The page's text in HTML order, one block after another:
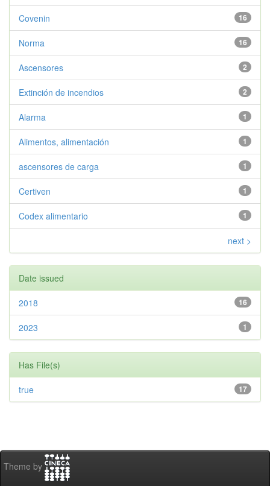
16
Covenin
16
Norma
2
Ascensores
2
Extinción de incendios
1
Alarma
1
Alimentos, alimentación
1
ascensores de carga
1
Certiven
1
Codex alimentario
next >
Date issued
16
2018
1
2023
Has File(s)
17
true
Theme by